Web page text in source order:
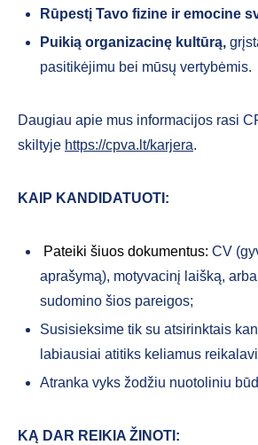
Rūpestį Tavo fizine ir emocine
Puikią organizacinę kultūrą,
pasitikėjimu bei mūsų vertybėmis.
Daugiau apie mus informacijos rasi
skiltyje https://cpva.lt/karjera.
KAIP KANDIDATUOTI:
Pateiki šiuos dokumentus: CV
aprašymą), motyvacinį laišką,
sudomino šios pareigos;
Susisieksime tik su atsirinktais
labiausiai atitiks keliamus
Atranka vyks žodžiu nuotoliniu
KĄ DAR REIKIA ŽINOTI: